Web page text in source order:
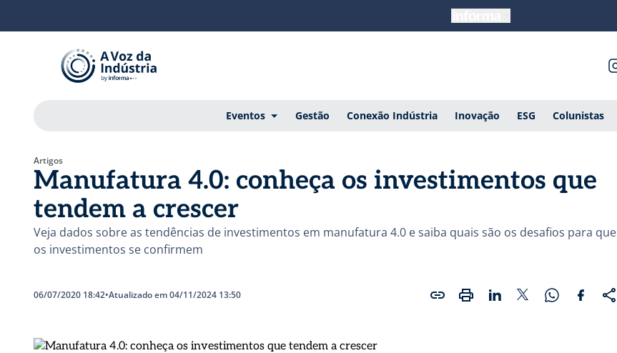
Eventos Gestão Conexão Indústria Inovação ESG Colunistas
Artigos
Manufatura 4.0: conheça os investimentos que
tendem a crescer
Veja dados sobre as tendências de investimentos em manufatura 4.0 e saiba quais são os desafios para que
os investimentos se confirmem
06/07/2020 18:42•Atualizado em 04/11/2024 13:50